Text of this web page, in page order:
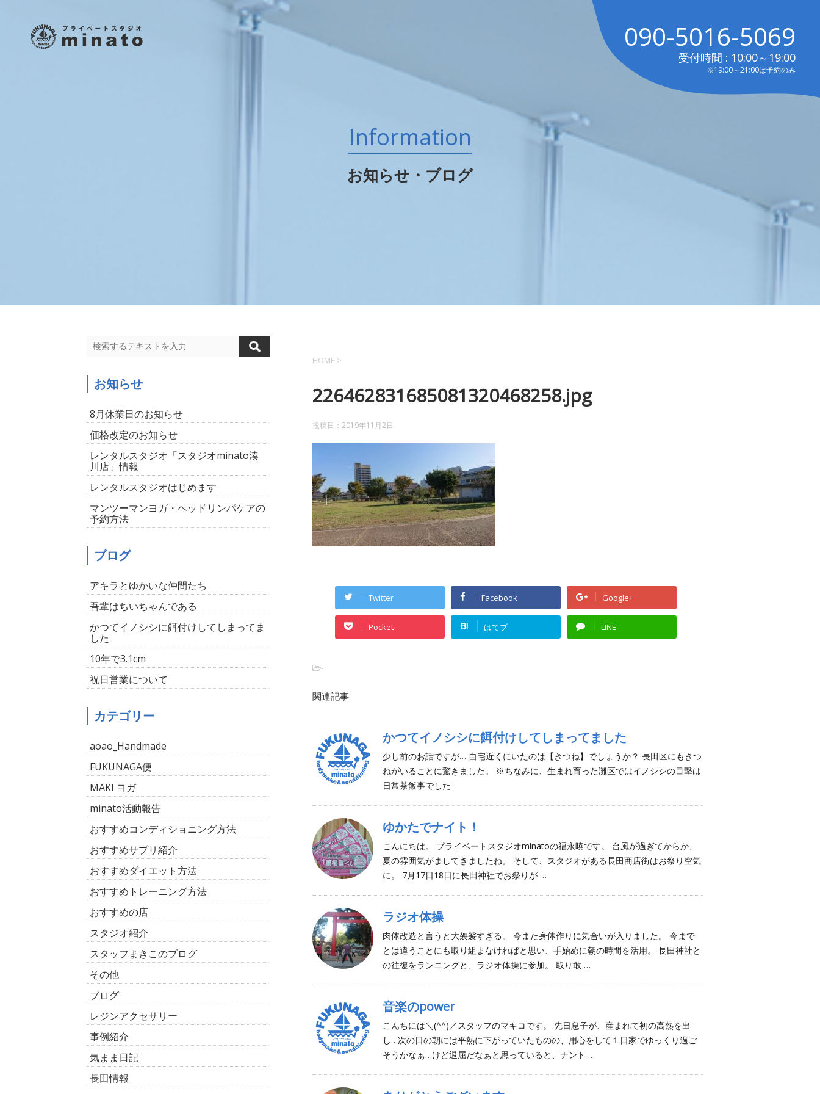
Information
お知らせ・ブログ
090-5016-5069
受付時間 : 10:00～19:00
※19:00～21:00は予約のみ
HOME >
226462831685081320468258.jpg
投稿日： 2019年11月2日
Twitter Facebook Google+
Pocket B! はてブ LINE
-
関連記事
かつてイノシシに餌付けしてしまってました
少し前のお話ですが… 自宅近くにいたのは【きつね】でしょうか？ 長田区にもきつ
ねがいることに驚きました。 ※ちなみに、生まれ育った灘区ではイノシシの目撃は
日常茶飯事でした
ゆかたでナイト！
こんにちは。 プライベートスタジオminatoの福永暁です。 台風が過ぎてからか、
夏の雰囲気がましてきましたね。 そして、スタジオがある長田商店街はお祭り空気
に。 7月17日18日に長田神社でお祭りが …
ラジオ体操
肉体改造と言うと大袈裟すぎる。 今また身体作りに気合いが入りました。 今まで
とは違うことにも取り組まなければと思い、手始めに朝の時間を活用。 長田神社と
の往復をランニングと、ラジオ体操に参加。 取り敢 …
音楽のpower
こんちには＼(^^)／スタッフのマキコです。 先日息子が、産まれて初の高熱を出
し…次の日の朝には平熱に下がっていたものの、用心をして１日家でゆっくり過ご
そうかなぁ…けど退屈だなぁと思っていると、ナント …
お知らせ
8月休業日のお知らせ
価格改定のお知らせ
レンタルスタジオ「スタジオminato湊
川店」情報
レンタルスタジオはじめます
マンツーマンヨガ・ヘッドリンパケアの
予約方法
ブログ
アキラとゆかいな仲間たち
吾輩はちいちゃんである
かつてイノシシに餌付けしてしまってま
した
10年で3.1cm
祝日営業について
カテゴリー
aoao_Handmade
FUKUNAGA便
MAKI ヨガ
minato活動報告
おすすめコンディショニング方法
おすすめサプリ紹介
おすすめダイエット方法
おすすめトレーニング方法
おすすめの店
スタジオ紹介
スタッフまきこのブログ
その他
ブログ
レジンアクセサリー
事例紹介
気まま日記
長田情報